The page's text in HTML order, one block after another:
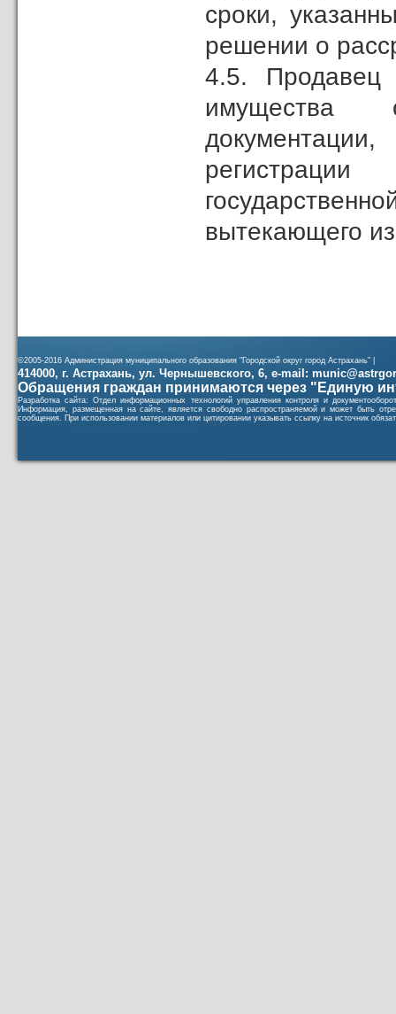
сроки,
решении о
4.5.
имущества
вытекающего
©2005-2016 Администрация муниципального образования "Городской округ город Астрахань" |
414000, г. Астрахань, ул. Чернышевского, 6, e-mail:
Обращения граждан принимаются через "Единую
Разработка сайта: Отдел информационных технологий управления контроля и
Информация, размещенная на сайте, является свободно распространяемой и может быть
сообщения. При использовании материалов или цитировании указывать ссылку на источник